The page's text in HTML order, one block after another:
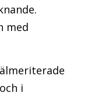
med
i